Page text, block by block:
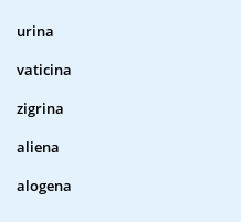
urina
vaticina
zigrina
aliena
alogena